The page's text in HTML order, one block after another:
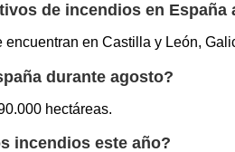
de incendios en España
en Castilla y León,
durante agosto?
hectáreas.
incendios este año?